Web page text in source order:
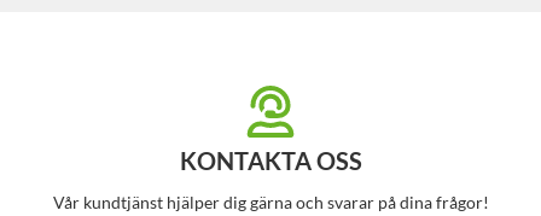
KONTAKTA OSS
Vår kundtjänst hjälper dig gärna och svarar på dina frågor!